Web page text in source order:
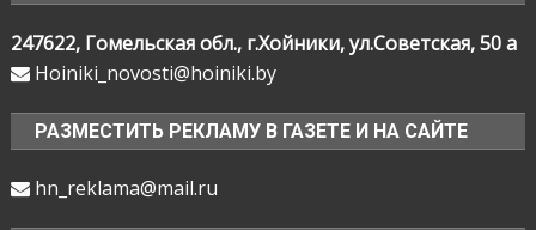
247622, Гомельская обл., г.Хойники, ул.Советская, 50 а
Hoiniki_novosti@hoiniki.by
РАЗМЕСТИТЬ РЕКЛАМУ В ГАЗЕТЕ И НА САЙТЕ
hn_reklama@mail.ru